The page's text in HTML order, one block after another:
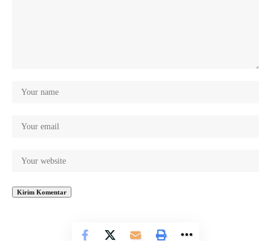
© jatengdaily.com. All Rights Reserved.